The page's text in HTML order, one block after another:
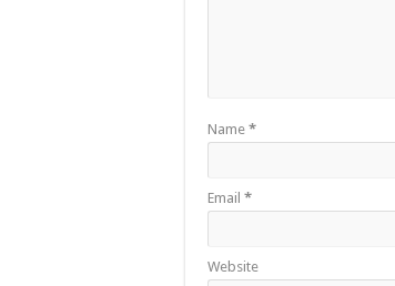
Name *
Email *
Website